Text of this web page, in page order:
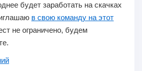
будет заработать на скачках
в свою команду на этот
не ограничено, будем